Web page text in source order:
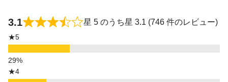
3.1 星 5 のうち星 3.1 (746 件のレビュー)
★5
★4